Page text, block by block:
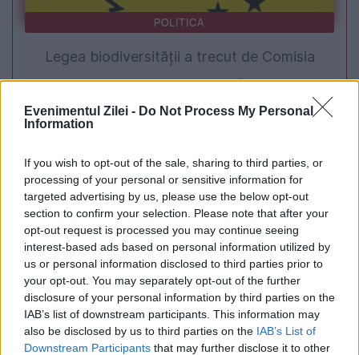
Evenimentul Zilei - Do Not Process My Personal
Information
If you wish to opt-out of the sale, sharing to third parties, or
processing of your personal or sensitive information for
targeted advertising by us, please use the below opt-out
section to confirm your selection. Please note that after your
opt-out request is processed you may continue seeing
interest-based ads based on personal information utilized by
us or personal information disclosed to third parties prior to
your opt-out. You may separately opt-out of the further
disclosure of your personal information by third parties on the
IAB’s list of downstream participants. This information may
also be disclosed by us to third parties on the IAB’s List of
Downstream Participants that may further disclose it to other
POLITICA
Legea biodiversității a trecut de Comisia
Juridică și de Mediu. Tensiuni între AUR și
USR din cauza termenilor din proiect
POLITICA
Călin Georgescu și-a anunțat vizita la un târg